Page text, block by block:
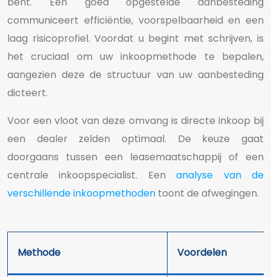
communiceert efficiëntie, voorspelbaarheid en een
laag risicoprofiel. Voordat u begint met schrijven, is
het cruciaal om uw inkoopmethode te bepalen,
aangezien deze de structuur van uw aanbesteding
dicteert.
Voor een vloot van deze omvang is directe inkoop bij
een dealer zelden optimaal. De keuze gaat
doorgaans tussen een leasemaatschappij of een
centrale inkoopspecialist. Eenanalyse van de
verschillende inkoopmethoden toont de afwegingen.
Methode Voordelen